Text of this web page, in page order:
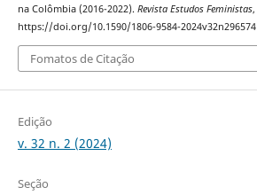
na Colômbia (2016-2022). Revista Estudos Feministas,
https://doi.org/10.1590/1806-9584-2024v32n296574
Fomatos de Citação
Edição
v. 32 n. 2 (2024)
Seção